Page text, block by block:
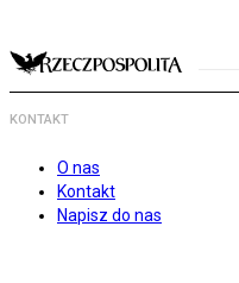
KONTAKT
O nas
Kontakt
Napisz do nas